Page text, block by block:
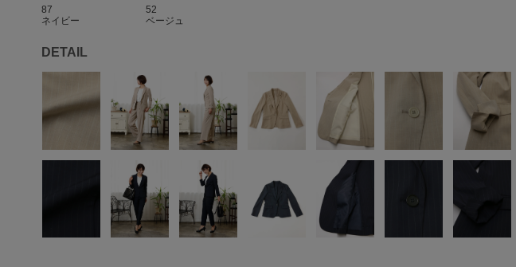
87
ネイビー
52
ベージュ
DETAIL